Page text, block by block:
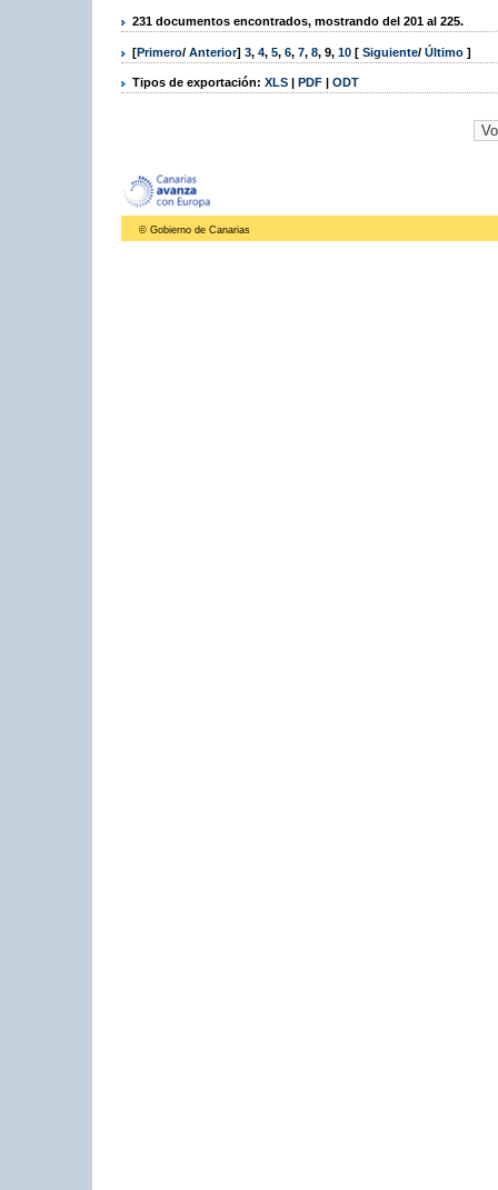
231 documentos encontrados, mostrando del 201 al 225.
[Primero/ Anterior] 3, 4, 5, 6, 7, 8, 9, 10 [ Siguiente/ Último ]
Tipos de exportación: XLS | PDF | ODT
© Gobierno de Canarias